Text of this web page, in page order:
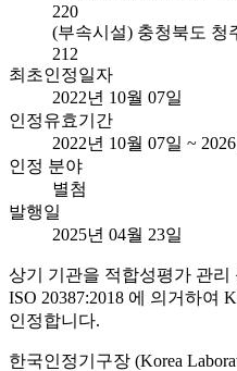
220
(부속시설) 충청북도 청
212
최초인정일자
2022년 10월 07일
인정유효기간
2022년 10월 07일 ~
인정 분야
별첨
발행일
2025년 04월 23일
상기 기관을 적합성평가 관리
ISO 20387:2018 에 의거하여
인정합니다.
한국인정기구장 (Korea